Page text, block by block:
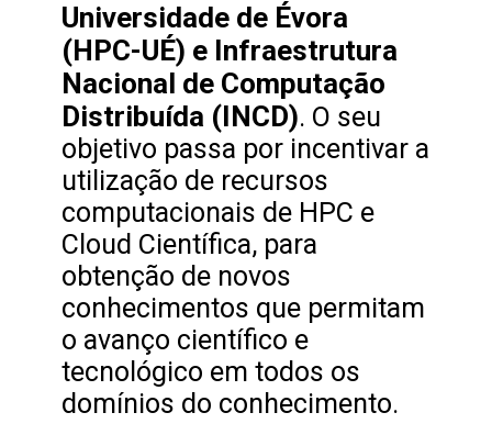
Universidade de Évora
(HPC-UÉ) e Infraestrutura
Nacional de Computação
Distribuída (INCD). O seu
objetivo passa por incentivar a
utilização de recursos
computacionais de HPC e
Cloud Científica, para
obtenção de novos
conhecimentos que permitam
o avanço científico e
tecnológico em todos os
domínios do conhecimento.